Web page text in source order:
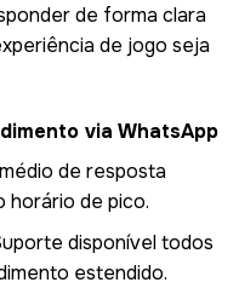
de forma clara
de jogo seja
via WhatsApp
de resposta
horário de pico.
disponível todos
estendido.